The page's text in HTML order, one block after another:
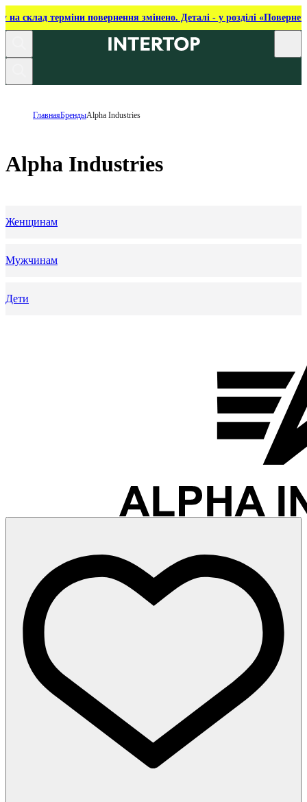
на склад терміни повернення змінено. Деталі - у розділі
ГлавнаяБрендыAlpha Industries
Alpha Industries
Женщинам
Мужчинам
Дети